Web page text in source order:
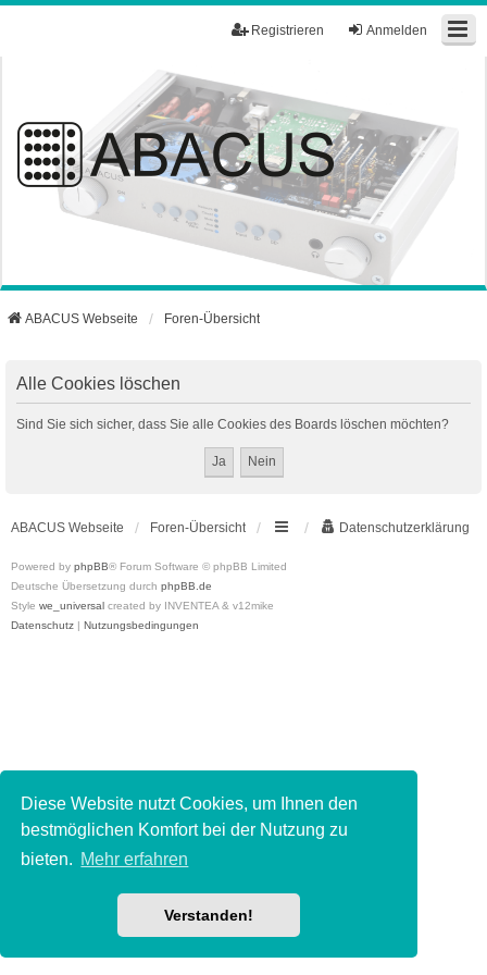
Diese Website nutzt Cookies, um Ihnen den
bestmöglichen Komfort bei der Nutzung zu
bieten. Mehr erfahren
Verstanden!
Anmelden
Registrieren
ABACUS Webseite Foren-Übersicht
Alle Cookies löschen
Sind Sie sich sicher, dass Sie alle Cookies des Boards löschen möchten?
ABACUS Webseite Foren-Übersicht Datenschutzerklärung
Powered by phpBB® Forum Software © phpBB Limited
Deutsche Übersetzung durch phpBB.de
Style we_universal created by INVENTEA & v12mike
Datenschutz | Nutzungsbedingungen